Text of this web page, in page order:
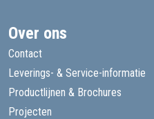
Over ons
Contact
Leverings- & Service-informatie
Productlijnen & Brochures
Projecten